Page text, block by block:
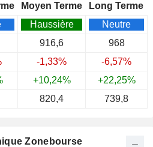
Moyen Terme
Long Terme
Haussière
Neutre
916,6
968
-1,33%
-6,57%
+10,24%
+22,25%
820,4 739,8
Zonebourse